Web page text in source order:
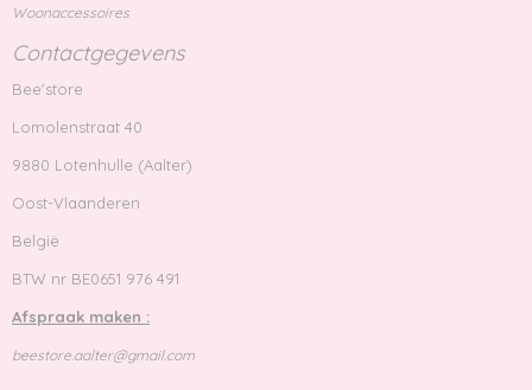
Woonaccessoires
Contactgegevens
Bee'store
Lomolenstraat 40
9880 Lotenhulle (Aalter)
Oost-Vlaanderen
België
BTW nr BE0651 976 491
Afspraak maken :
beestore.aalter@gmail.com